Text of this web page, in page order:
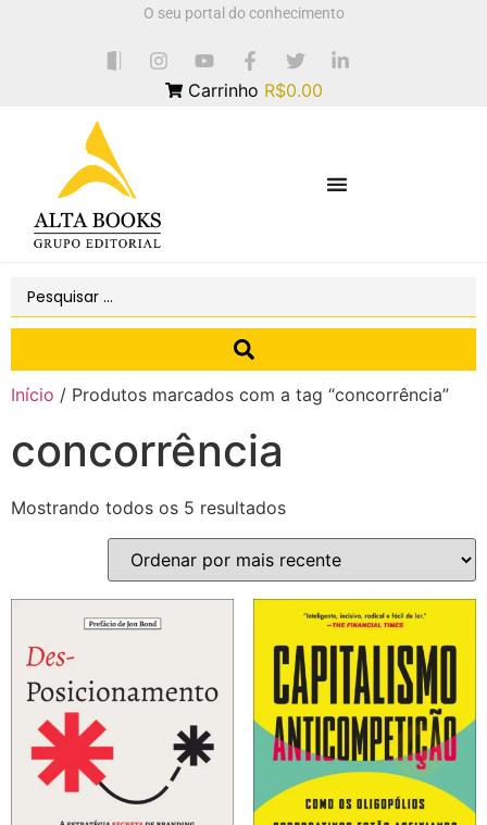
O seu portal do conhecimento
Carrinho R$0.00
Início / Produtos marcados com a tag “concorrência”
concorrência
Mostrando todos os 5 resultados